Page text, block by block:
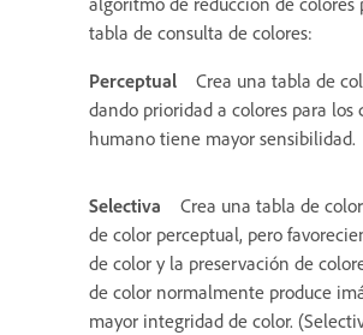
tabla de consulta de colores:
Perceptual
Crea una tabla de
dando prioridad a colores para los
humano tiene mayor sensibilidad.
Selectiva
Crea una tabla de
de color perceptual, pero
de color y la preservación de
de color normalmente produce
mayor integridad de color.